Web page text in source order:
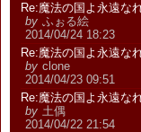
Re:魔法の国よ永遠な
by ふぉる絵
2014/04/24 18:23
Re:魔法の国よ永遠な
by clone
2014/04/23 09:51
Re:魔法の国よ永遠な
by 土偶
2014/04/22 21:54